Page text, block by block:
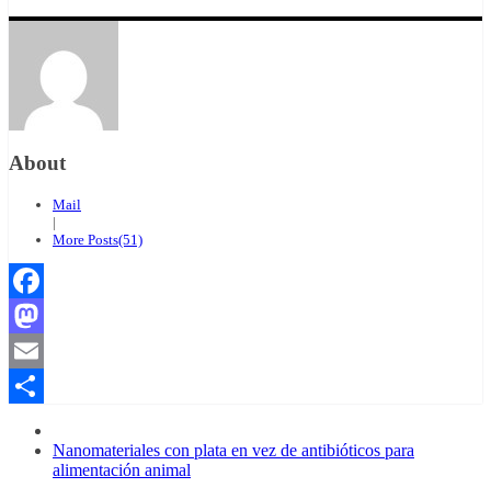
About
Mail
|
More Posts(51)
Facebook
Mastodon
Email
Nanomateriales con plata en vez de antibióticos para
alimentación animal